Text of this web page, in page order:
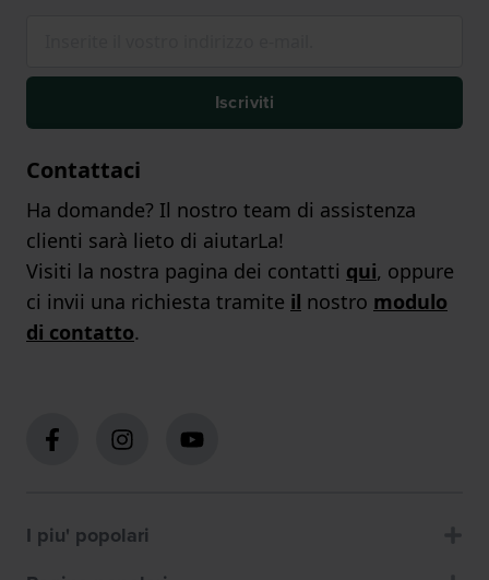
Iscriviti
Contattaci
Ha domande? Il nostro team di assistenza
clienti sarà lieto di aiutarLa!
Visiti la nostra pagina dei contatti qui, oppure
ci invii una richiesta tramite il nostro modulo
di contatto.
I piu' popolari